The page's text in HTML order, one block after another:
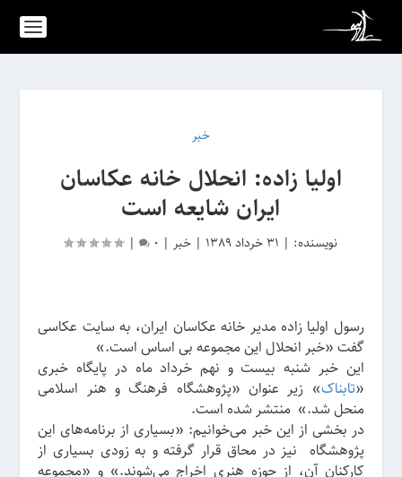
خبر
اولیا ‌زاده: انحلال خانه عکاسان
ایران شایعه است
نویسنده: | 31 خرداد 1389 |خبر |
0
|
رسول اولیا زاده مدیر خانه عکاسان ایران، به سایت عکاسی
گفت «خبر انحلال این مجموعه بی اساس است.»
این خبر شنبه بیست و نهم خرداد ماه در پایگاه خبری
«تابناک» زیر عنوان «پژوهشگاه فرهنگ و هنر اسلامی
منحل شد.» منتشر شده است.
در بخشی از این خبر می‌خوانیم: «بسیاری از برنامه‌های این
پژوهشگاه نیز در محاق قرار گرفته و به زودی بسیاری از
کارکنان آن، از حوزه هنری اخراج می‌شوند.» و «مجموعه